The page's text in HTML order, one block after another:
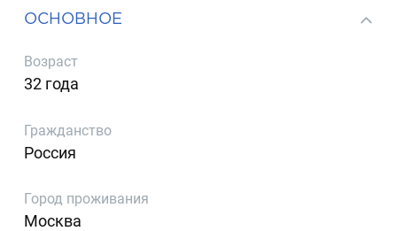
ОСНОВНОЕ
Возраст
32 года
Гражданство
Россия
Город проживания
Москва